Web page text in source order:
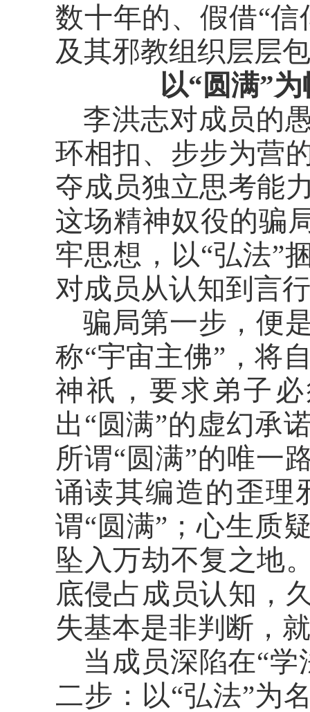
数十年的、假借“
及其邪教组织层层
以“圆满”
李洪志对成员的
环相扣、步步为营
夺成员独立思考能
这场精神奴役的骗
牢思想，以“弘法”
对成员从认知到言
骗局第一步，便
称“宇宙主佛”，将
神祇，要求弟子
出“圆满”的虚幻承
所谓“圆满”的唯一
诵读其编造的歪理
谓“圆满”；心生质
坠入万劫不复之地
底侵占成员认知，
失基本是非判断，
当成员深陷在“学
二步：以“弘法”为